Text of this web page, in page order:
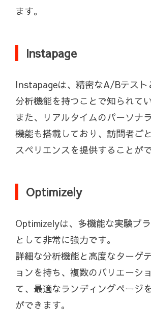
ます。
Instapage
Instapageは、精密なA/Bテスト
分析機能を持つことで知られてい
また、リアルタイムのパーソナ
機能も搭載しており、訪問者ご
スペリエンスを提供することがで
Optimizely
Optimizelyは、多機能な実験プ
として非常に強力です。
詳細な分析機能と高度なターゲ
ョンを持ち、複数のバリエーシ
て、最適なランディングページ
ができます。